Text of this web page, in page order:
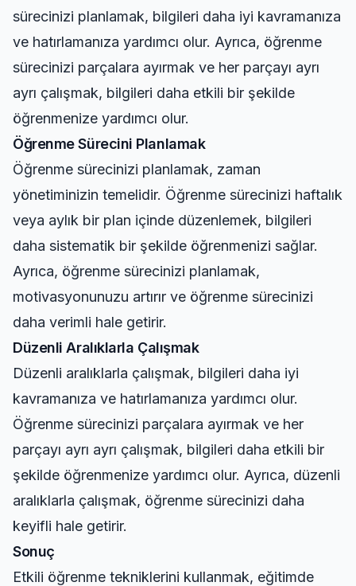
sürecinizi planlamak, bilgileri daha iyi kavramanıza
ve hatırlamanıza yardımcı olur. Ayrıca, öğrenme
sürecinizi parçalara ayırmak ve her parçayı ayrı
ayrı çalışmak, bilgileri daha etkili bir şekilde
öğrenmenize yardımcı olur.
Öğrenme Sürecini Planlamak
Öğrenme sürecinizi planlamak, zaman
yönetiminizin temelidir. Öğrenme sürecinizi haftalık
veya aylık bir plan içinde düzenlemek, bilgileri
daha sistematik bir şekilde öğrenmenizi sağlar.
Ayrıca, öğrenme sürecinizi planlamak,
motivasyonunuzu artırır ve öğrenme sürecinizi
daha verimli hale getirir.
Düzenli Aralıklarla Çalışmak
Düzenli aralıklarla çalışmak, bilgileri daha iyi
kavramanıza ve hatırlamanıza yardımcı olur.
Öğrenme sürecinizi parçalara ayırmak ve her
parçayı ayrı ayrı çalışmak, bilgileri daha etkili bir
şekilde öğrenmenize yardımcı olur. Ayrıca, düzenli
aralıklarla çalışmak, öğrenme sürecinizi daha
keyifli hale getirir.
Sonuç
Etkili öğrenme tekniklerini kullanmak, eğitimde